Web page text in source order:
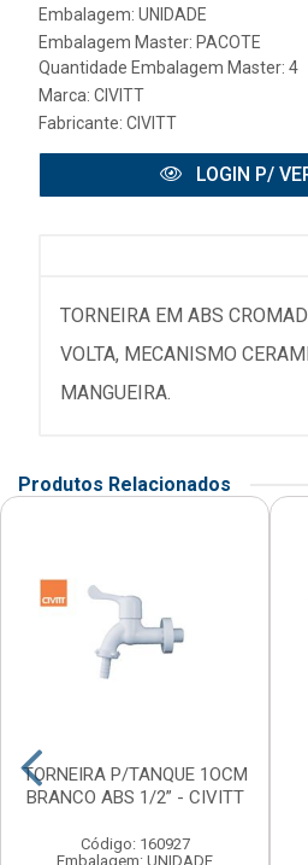
Embalagem: UNIDADE
Embalagem Master: PACOTE
Quantidade Embalagem Master: 4
Marca: CIVITT
Fabricante: CIVITT
LOGIN P/
TORNEIRA EM ABS
VOLTA, MECANISMO
MANGUEIRA.
Produtos Relacionados
TORNEIRA P/TANQUE 1OCM
BRANCO ABS 1/2” - CIVITT
Código: 160927
Embalagem: UNIDADE